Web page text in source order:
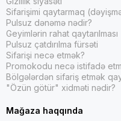
Sifarişimi qaytarmaq
Pulsuz dənəmə nədir?
Geyimlərin rahat qaytarılması
Pulsuz çatdırılma fürsəti
Sifarişi necə etmək?
Promokodu necə istifadə
Bölgələrdən sifariş etmək
"Özün götür" xidməti nədir?
Mağaza haqqında